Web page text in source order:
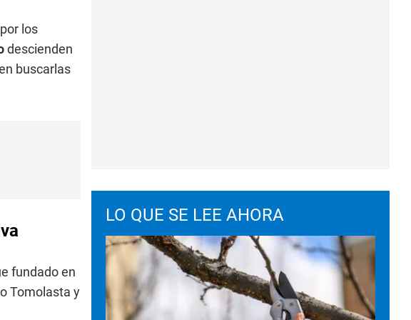
los
descienden
buscarlas
fundado en
Tomolasta y
LO QUE SE LEE AHORA